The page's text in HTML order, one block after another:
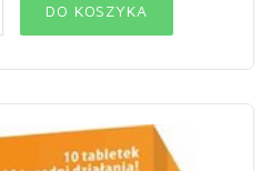
DO KOSZYKA